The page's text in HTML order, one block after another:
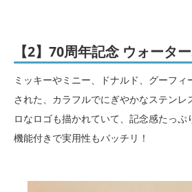
【2】70周年記念 ウォータ
ミッキーやミニー、ドナルド、グーフィ
された、カラフルでにぎやかなステンレ
ロなロゴも描かれていて、記念感たっぷ
機能付きで実用性もバッチリ！